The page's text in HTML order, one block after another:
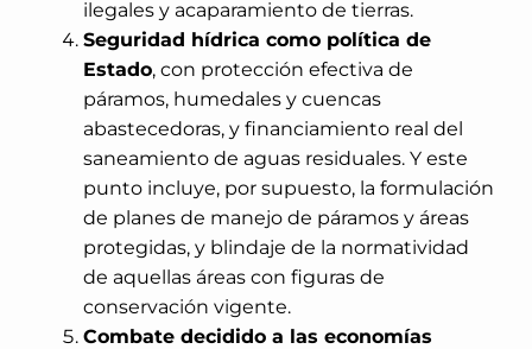
ilegales y acaparamiento de tierras.
Seguridad hídrica como política de
Estado, con protección efectiva de
páramos, humedales y cuencas
abastecedoras, y financiamiento real del
saneamiento de aguas residuales. Y este
punto incluye, por supuesto, la formulación
de planes de manejo de páramos y áreas
protegidas, y blindaje de la normatividad
de aquellas áreas con figuras de
conservación vigente.
Combate decidido a las economías